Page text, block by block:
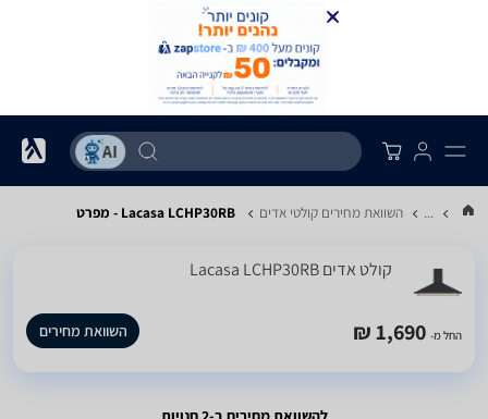
... השוואת מחירים קולטי אדים Lacasa LCHP30RB - מפרט
קולט אדים Lacasa LCHP30RB
החל מ- 1,690 ₪ השוואת מחירים